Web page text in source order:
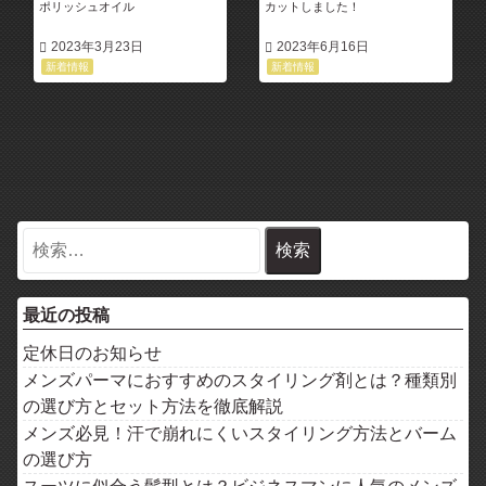
ポリッシュオイル
2023年3月23日
新着情報
カットしました！
2023年6月16日
新着情報
最近の投稿
定休日のお知らせ
メンズパーマにおすすめのスタイリング剤とは？種類別
の選び方とセット方法を徹底解説
メンズ必見！汗で崩れにくいスタイリング方法とバーム
の選び方